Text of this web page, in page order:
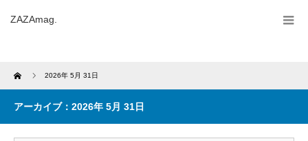
ZAZAmag.
Home 2026年 5月 31日
アーカイブ：2026年 5月 31日